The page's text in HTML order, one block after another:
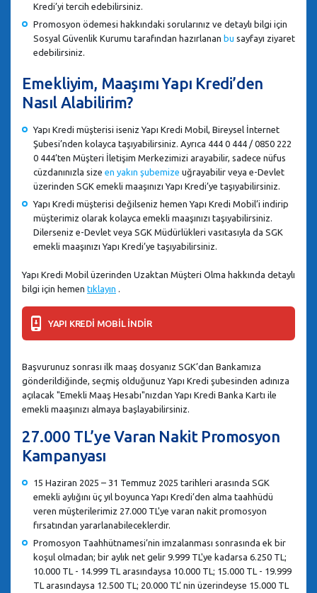
Kredi’yi tercih edebilirsiniz.
Promosyon ödemesi hakkındaki sorularınız ve detaylı bilgi için
Sosyal Güvenlik Kurumu tarafından hazırlanan bu sayfayı ziyaret
edebilirsiniz.
Emekliyim, Maaşımı Yapı Kredi’den
Nasıl Alabilirim?
Yapı Kredi müşterisi iseniz Yapı Kredi Mobil, Bireysel İnternet
Şubesi’nden kolayca taşıyabilirsiniz. Ayrıca 444 0 444 / 0850 222
0 444’ten Müşteri İletişim Merkezimizi arayabilir, sadece nüfus
cüzdanınızla size en yakın şubemize uğrayabilir veya e-Devlet
üzerinden SGK emekli maaşınızı Yapı Kredi’ye taşıyabilirsiniz.
Yapı Kredi müşterisi değilseniz hemen Yapı Kredi Mobil’i indirip
müşterimiz olarak kolayca emekli maaşınızı taşıyabilirsiniz.
Dilerseniz e-Devlet veya SGK Müdürlükleri vasıtasıyla da SGK
emekli maaşınızı Yapı Kredi’ye taşıyabilirsiniz.
Yapı Kredi Mobil üzerinden Uzaktan Müşteri Olma hakkında detaylı
bilgi için hemen tıklayın
YAPI KREDİ MOBİL İNDİR
Başvurunuz sonrası ilk maaş dosyanız SGK’dan Bankamıza
gönderildiğinde, seçmiş olduğunuz Yapı Kredi şubesinden adınıza
açılacak "Emekli Maaş Hesabı"nızdan Yapı Kredi Banka Kartı ile
emekli maaşınızı almaya başlayabilirsiniz.
27.000 TL’ye Varan Nakit Promosyon
Kampanyası
15 Haziran 2025 – 31 Temmuz 2025 tarihleri arasında SGK
emekli aylığını üç yıl boyunca Yapı Kredi’den alma taahhüdü
veren müşterilerimiz 27.000 TL'ye varan nakit promosyon
fırsatından yararlanabileceklerdir.
Promosyon Taahhütnamesi’nin imzalanması sonrasında ek bir
koşul olmadan; bir aylık net gelir 9.999 TL'ye kadarsa 6.250 TL;
10.000 TL - 14.999 TL arasındaysa 10.000 TL; 15.000 TL - 19.999
TL arasındaysa 12.500 TL; 20.000 TL’ nin üzerindeyse 15.000 TL